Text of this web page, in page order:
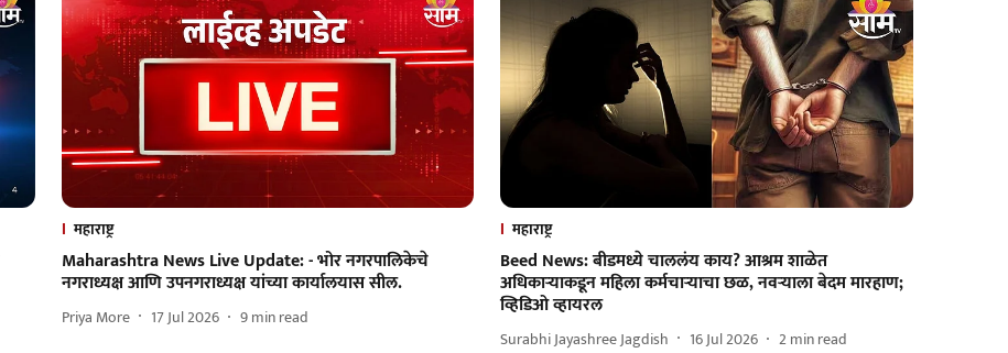
महाराष्ट्र
Maharashtra News Live Update: - भोर नगरपालिकेचे
नगराध्यक्ष आणि उपनगराध्यक्ष यांच्या कार्यालयास सील.
Priya More 17 Jul 2026 9min read
महाराष्ट्र
Beed News: बीडमध्ये चाललंय काय? आश्रम शाळेत
अधिकाऱ्याकडून महिला कर्मचाऱ्याचा छळ, नवऱ्याला बेदम मारहाण;
व्हिडिओ व्हायरल
Surabhi Jayashree Jagdish 16 Jul 2026 2min read